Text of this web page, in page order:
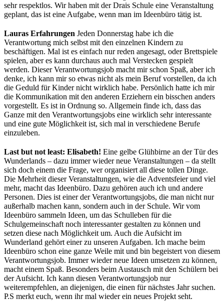
sehr respektlos. Wir haben mit der Drais Schule eine Veranstaltung
geplant, das ist eine Aufgabe, wenn man im Ideenbüro tätig ist.
Lauras Erfahrungen Jeden Donnerstag habe ich die
Verantwortung mich selbst mit den einzelnen Kindern zu
beschäftigen. Mal ist es einfach nur reden angesagt, oder Brettspiele
spielen, aber es kann durchaus auch mal Verstecken gespielt
werden. Dieser Verantwortungsjob macht mir schon Spaß, aber ich
denke, ich kann mir so etwas nicht als mein Beruf vorstellen, da ich
die Geduld für Kinder nicht wirklich habe. Persönlich hatte ich mir
die Kommunikation mit den anderen Erziehern ein bisschen anders
vorgestellt. Es ist in Ordnung so. Allgemein finde ich, dass das
Ganze mit den Verantwortungsjobs eine wirklich sehr interessante
und eine gute Möglichkeit ist, sich mal in verschiedene Berufe
einzuleben.
Last but not least: Elisabeth! Eine gelbe Glühbirne an der Tür des
Wunderlands – dazu immer wieder neue Veranstaltungen – da stellt
sich doch einem die Frage, wer organisiert all diese tollen Dinge.
Die Mehrheit dieser Veranstaltungen, wie die Adventsfeier und viel
mehr, macht das Ideenbüro. Dazu gehören auch ich und andere
Personen. Dies ist einer der Verantwortungsjobs, die man nicht nur
außerhalb machen kann, sondern auch in der Schule. Wir vom
Ideenbüro sammeln Ideen, um das Schulleben für die
Schulgemeinschaft noch interessanter gestalten zu können und
setzen diese nach Möglichkeit um. Auch die Aufsicht im
Wunderland gehört einer zu unseren Aufgaben. Ich mache beim
Ideenbüro schon eine ganze Weile mit und bin begeistert von diesem
Verantwortungsjob. Immer wieder neue Ideen umsetzen zu können,
macht einem Spaß. Besonders beim Austausch mit den Schülern bei
der Aufsicht. Ich kann diesen Verantwortungsjob nur
weiterempfehlen, an diejenigen, die einen für nächstes Jahr suchen.
P.S merkt euch, wenn ihr mal wieder ein neues Projekt seht.